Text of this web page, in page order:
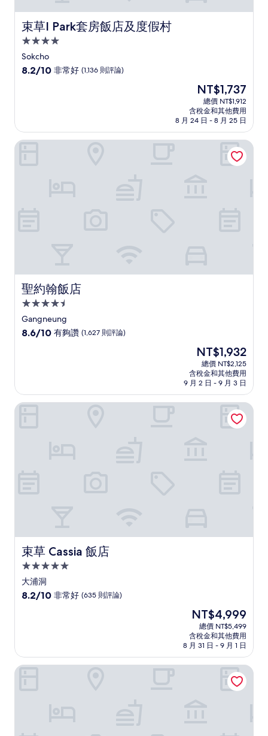
束草I Park套房飯店及度假村
束草I Park套房飯店及度假村
4.0
星
級
Sokcho
8.2
非
常
8.2/10 非常好 (1,136 則評論)
現
在
價
格
為
NT$1,737
NT$1,737
總價 NT$1,912
含稅金和其他費用
8 月 24 日 - 8 月 25 日
聖約翰飯店
聖約翰飯店
4.5
星
級
Gangneung
8.6
有
夠
8.6/10 有夠讚 (1,627 則評論)
現
在
價
格
為
NT$1,932
NT$1,932
總價 NT$2,125
含稅金和其他費用
9 月 2 日 - 9 月 3 日
聖約翰飯店
束草 Cassia 飯店
束草 Cassia 飯店
5.0
星
級
大浦洞
8.2
非
常
8.2/10 非常好 (635 則評論)
現
價
格
為
NT$4,999
NT$4,999
總價 NT$5,499
含稅金和其他費用
8 月 31 日 - 9 月 1 日
束草 Cassia 飯店
海上遊輪飯店